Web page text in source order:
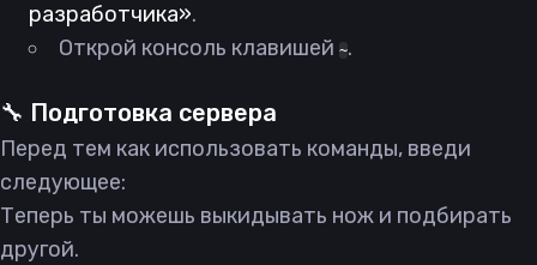
разработчика».
Открой консоль клавишей ~.
🔧 Подготовка сервера
Перед тем как использовать команды, введи
следующее:
Теперь ты можешь выкидывать нож и подбирать
другой.